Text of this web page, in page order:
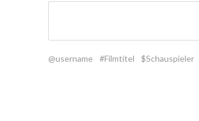
@username #Filmtitel $Schauspieler